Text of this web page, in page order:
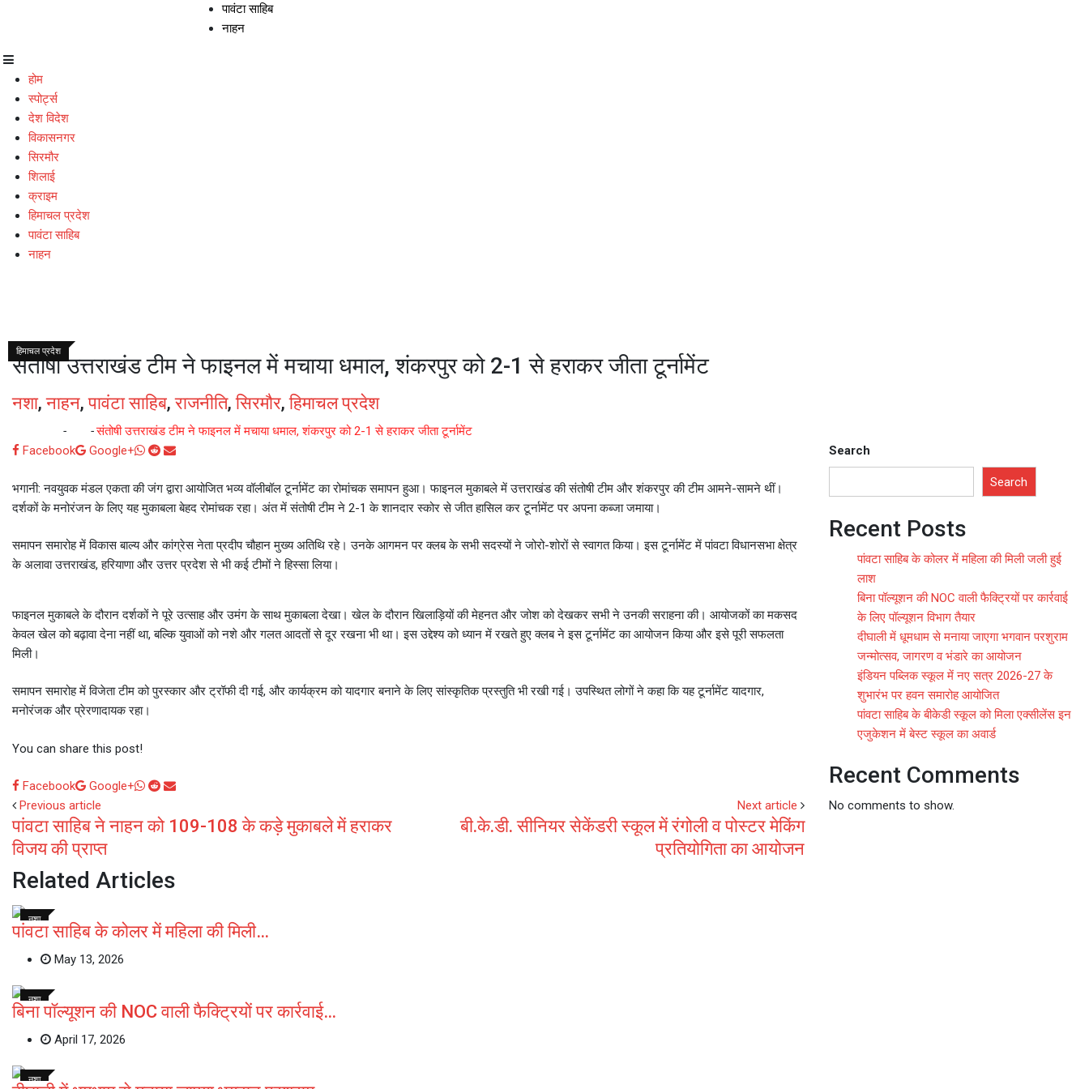
पावंटा साहिब
नाहन
होम
स्पोर्ट्स
देश विदेश
विकासनगर
सिरमौर
शिलाई
क्राइम
हिमाचल प्रदेश
पावंटा साहिब
नाहन
नशा
नाहन
पावंटा साहिब
राजनीति
सिरमौर
हिमाचल प्रदेश
संतोषी उत्तराखंड टीम ने फाइनल में मचाया धमाल, शंकरपुर को 2-1 से हराकर जीता टूर्नामेंट
नशा,नाहन,पावंटा साहिब,राजनीति,सिरमौर,हिमाचल प्रदेश
- -संतोषी उत्तराखंड टीम ने फाइनल में मचाया धमाल, शंकरपुर को 2-1 से हराकर जीता टूर्नामेंट
Facebook
Google+ Whatsapp
Reddit
Share
Email
भगानी: नवयुवक मंडल एकता की जंग द्वारा आयोजित भव्य वॉलीबॉल टूर्नामेंट का रोमांचक समापन हुआ। फाइनल मुकाबले में उत्तराखंड की संतोषी टीम और शंकरपुर की टीम आमने-सामने थीं।
दर्शकों के मनोरंजन के लिए यह मुकाबला बेहद रोमांचक रहा। अंत में संतोषी टीम ने 2-1 के शानदार स्कोर से जीत हासिल कर टूर्नामेंट पर अपना कब्जा जमाया।
समापन समारोह में विकास बाल्य और कांग्रेस नेता प्रदीप चौहान मुख्य अतिथि रहे। उनके आगमन पर क्लब के सभी सदस्यों ने जोरो-शोरों से स्वागत किया। इस टूर्नामेंट में पांवटा विधानसभा क्षेत्र
के अलावा उत्तराखंड, हरियाणा और उत्तर प्रदेश से भी कई टीमों ने हिस्सा लिया।
फाइनल मुकाबले के दौरान दर्शकों ने पूरे उत्साह और उमंग के साथ मुकाबला देखा। खेल के दौरान खिलाड़ियों की मेहनत और जोश को देखकर सभी ने उनकी सराहना की। आयोजकों का मकसद
केवल खेल को बढ़ावा देना नहीं था, बल्कि युवाओं को नशे और गलत आदतों से दूर रखना भी था। इस उद्देश्य को ध्यान में रखते हुए क्लब ने इस टूर्नामेंट का आयोजन किया और इसे पूरी सफलता
मिली।
समापन समारोह में विजेता टीम को पुरस्कार और ट्रॉफी दी गई, और कार्यक्रम को यादगार बनाने के लिए सांस्कृतिक प्रस्तुति भी रखी गई। उपस्थित लोगों ने कहा कि यह टूर्नामेंट यादगार,
मनोरंजक और प्रेरणादायक रहा।
You can share this post!
Facebook Google+ Whatsapp
Reddit
Share
Email
Previous article
पांवटा साहिब ने नाहन को 109-108 के कड़े मुकाबले में हराकर
विजय की प्राप्त
Next article
बी.के.डी. सीनियर सेकेंडरी स्कूल में रंगोली व पोस्टर मेकिंग
प्रतियोगिता का आयोजन
Related Articles
नशा
पांवटा साहिब के कोलर में महिला की मिली…
May 13, 2026
नशा
बिना पॉल्यूशन की NOC वाली फैक्ट्रियों पर कार्रवाई…
April 17, 2026
नशा
Search
Search
Recent Posts
पांवटा साहिब के कोलर में महिला की मिली जली हुई
लाश
बिना पॉल्यूशन की NOC वाली फैक्ट्रियों पर कार्रवाई
के लिए पॉल्यूशन विभाग तैयार
दीघाली में धूमधाम से मनाया जाएगा भगवान परशुराम
जन्मोत्सव, जागरण व भंडारे का आयोजन
इंडियन पब्लिक स्कूल में नए सत्र 2026-27 के
शुभारंभ पर हवन समारोह आयोजित
पांवटा साहिब के बीकेडी स्कूल को मिला एक्सीलेंस इन
एजुकेशन में बेस्ट स्कूल का अवार्ड
Recent Comments
No comments to show.